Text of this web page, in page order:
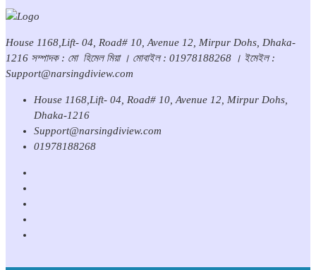
House 1168,Lift- 04, Road# 10, Avenue 12, Mirpur Dohs, Dhaka-
1216 সম্পাদক : মো হিমেল মিয়া । মোবাইল : 01978188268 । ইমেইল :
Support@narsingdiview.com
House 1168,Lift- 04, Road# 10, Avenue 12, Mirpur Dohs,
Dhaka-1216
Support@narsingdiview.com
01978188268